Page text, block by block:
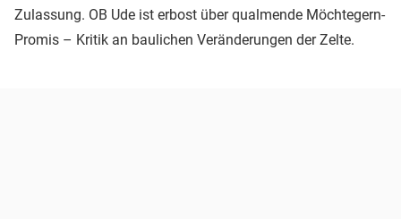
Zulassung. OB Ude ist erbost über qualmende Möchtegern-
Promis – Kritik an baulichen Veränderungen der Zelte.